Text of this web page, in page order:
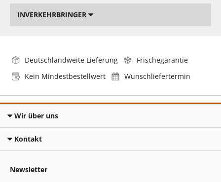
INVERKEHRBRINGER
Deutschlandweite Lieferung
Frischegarantie
Kein Mindestbestellwert
Wunschliefertermin
Wir über uns
Kontakt
Newsletter